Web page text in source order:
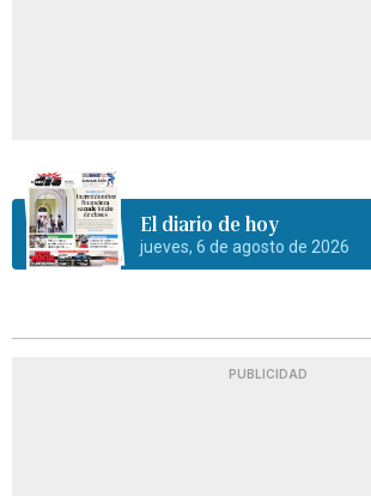
El diario de hoy
jueves, 6 de agosto de 2026
PUBLICIDAD